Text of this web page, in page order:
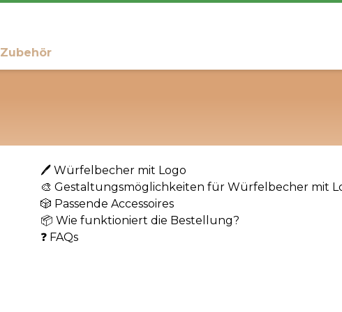
Zubehör
🖊️ Würfelbecher mit Logo
🎨 Gestaltungsmöglichkeiten für Würfelbecher mit
🎲 Passende Accessoires
📦 Wie funktioniert die Bestellung?
❓ FAQs